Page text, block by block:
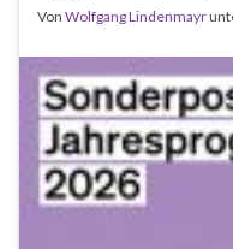
Von Wolfgang Lindenmayr